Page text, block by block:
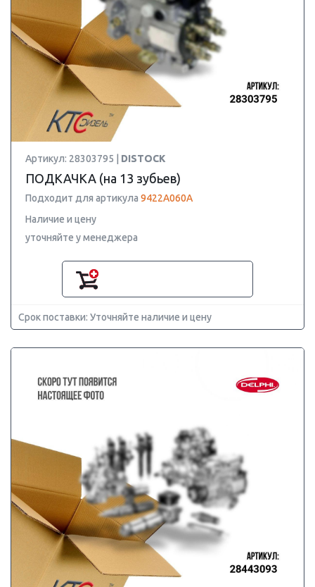
Артикул: 28303795 | DISTOCK
ПОДКАЧКА (на 13 зубьев)
Подходит для артикула 9422A060A
Наличие и цену
уточняйте у менеджера
Срок поставки: Уточняйте наличие и цену